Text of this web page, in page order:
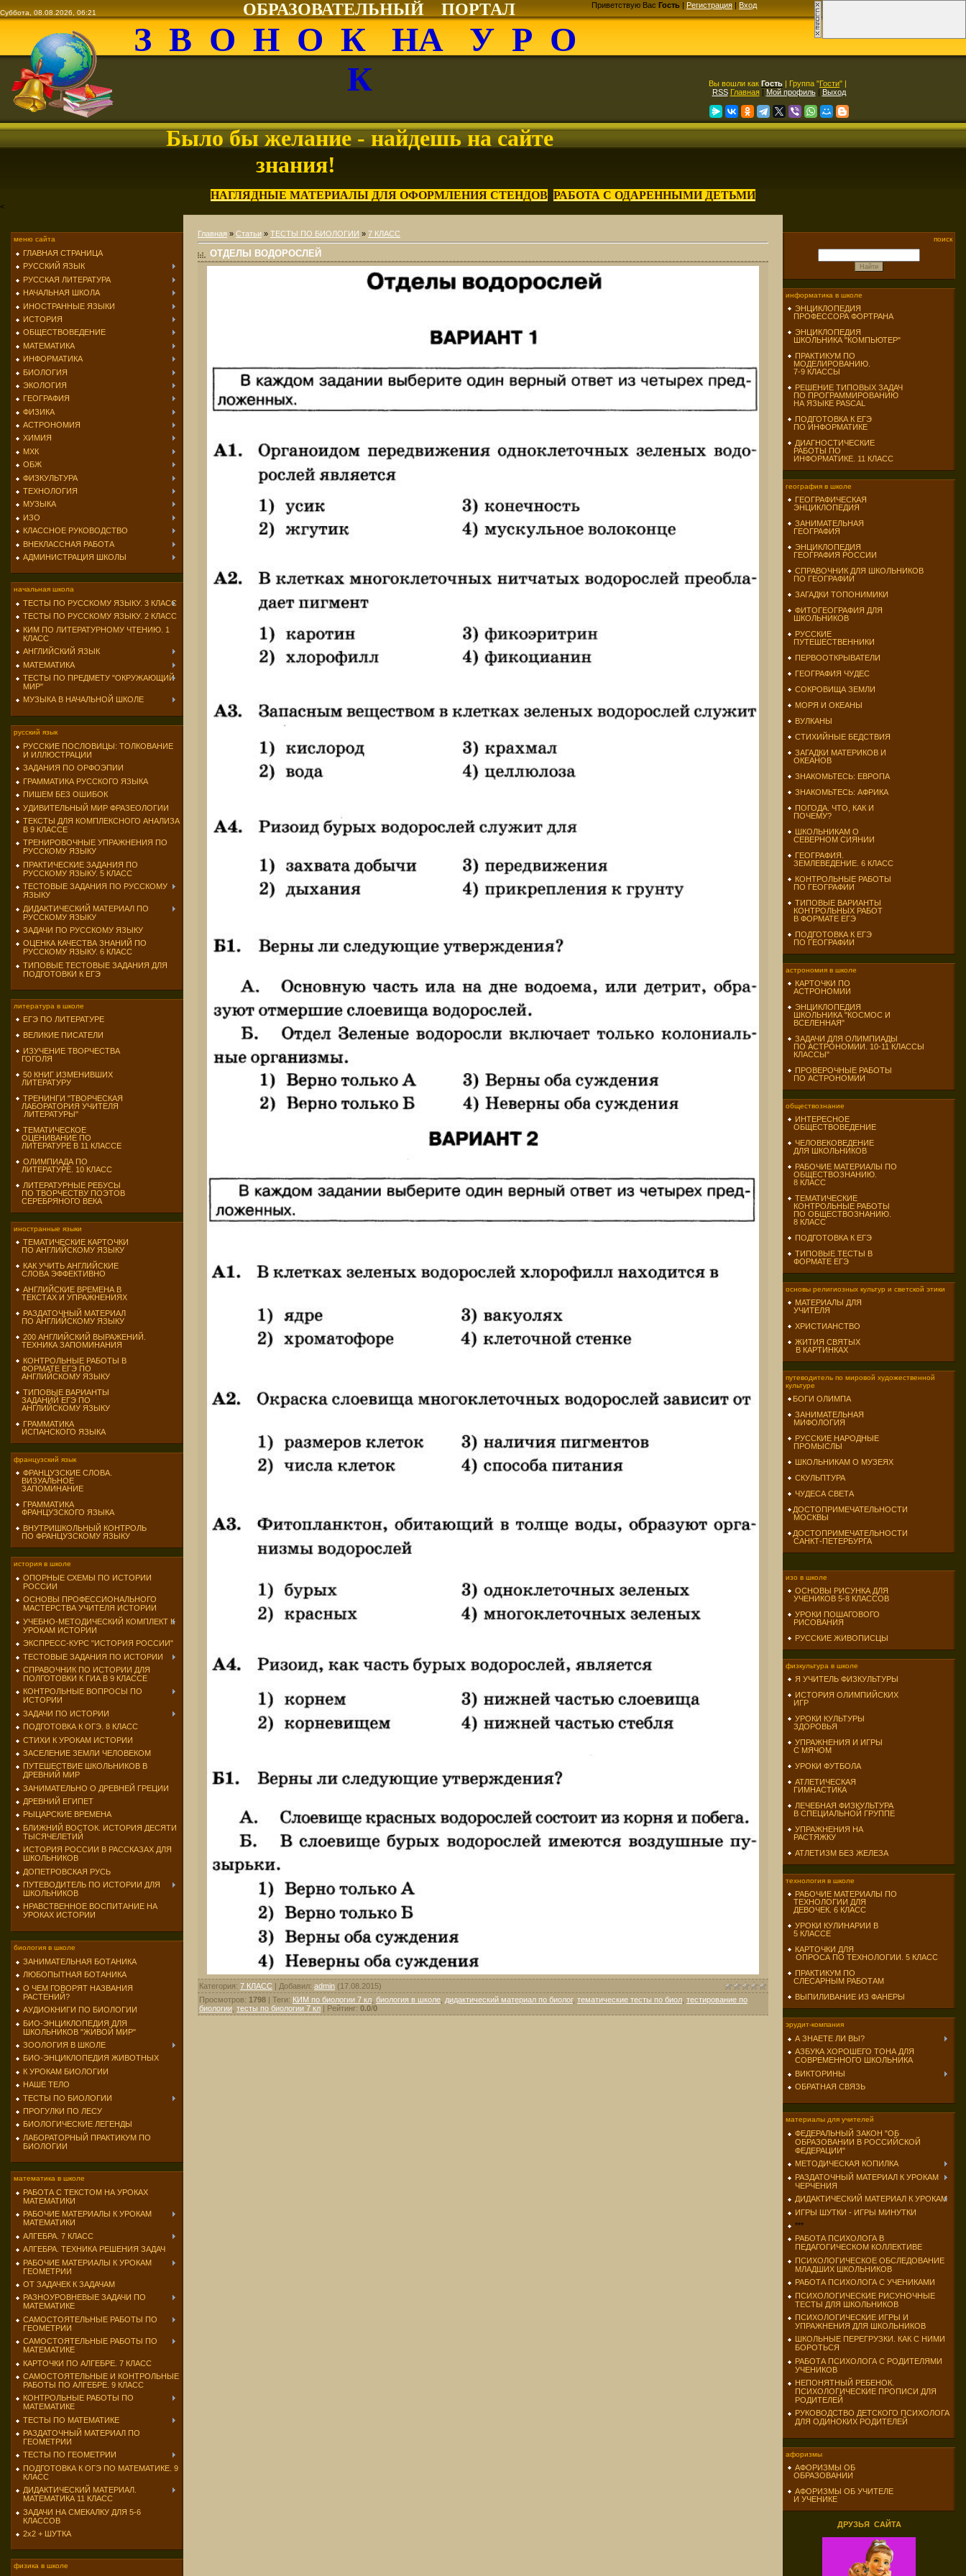
Суббота, 08.08.2026, 06:21 ОБРАЗОВАТЕЛЬНЫЙ ПОРТАЛ Приветствую Вас Гость | Регистрация | Вход
З В О Н О К НА У Р О
К
Было бы желание - найдешь на сайте
знания!
Вы вошли как Гость | Группа "Гости" |
RSS Главная| Мой профиль| Выход
НАГЛЯДНЫЕ МАТЕРИАЛЫ ДЛЯ ОФОРМЛЕНИЯ СТЕНДОВ РАБОТА С ОДАРЕННЫМИ ДЕТЬМИ
<
меню сайта
ГЛАВНАЯ СТРАНИЦА
РУССКИЙ ЯЗЫК
РУССКАЯ ЛИТЕРАТУРА
НАЧАЛЬНАЯ ШКОЛА
ИНОСТРАННЫЕ ЯЗЫКИ
ИСТОРИЯ
ОБЩЕСТВОВЕДЕНИЕ
МАТЕМАТИКА
ИНФОРМАТИКА
БИОЛОГИЯ
ЭКОЛОГИЯ
ГЕОГРАФИЯ
ФИЗИКА
АСТРОНОМИЯ
ХИМИЯ
МХК
ОБЖ
ФИЗКУЛЬТУРА
ТЕХНОЛОГИЯ
МУЗЫКА
ИЗО
КЛАССНОЕ РУКОВОДСТВО
ВНЕКЛАССНАЯ РАБОТА
АДМИНИСТРАЦИЯ ШКОЛЫ
начальная школа
ТЕСТЫ ПО РУССКОМУ ЯЗЫКУ. 3 КЛАСС
ТЕСТЫ ПО РУССКОМУ ЯЗЫКУ. 2 КЛАСС
КИМ ПО ЛИТЕРАТУРНОМУ ЧТЕНИЮ. 1
КЛАСС
АНГЛИЙСКИЙ ЯЗЫК
МАТЕМАТИКА
ТЕСТЫ ПО ПРЕДМЕТУ "ОКРУЖАЮЩИЙ
МИР"
МУЗЫКА В НАЧАЛЬНОЙ ШКОЛЕ
русский язык
РУССКИЕ ПОСЛОВИЦЫ: ТОЛКОВАНИЕ
И ИЛЛЮСТРАЦИИ
ЗАДАНИЯ ПО ОРФОЭПИИ
ГРАММАТИКА РУССКОГО ЯЗЫКА
ПИШЕМ БЕЗ ОШИБОК
УДИВИТЕЛЬНЫЙ МИР ФРАЗЕОЛОГИИ
ТЕКСТЫ ДЛЯ КОМПЛЕКСНОГО АНАЛИЗА
В 9 КЛАССЕ
ТРЕНИРОВОЧНЫЕ УПРАЖНЕНИЯ ПО
РУССКОМУ ЯЗЫКУ
ПРАКТИЧЕСКИЕ ЗАДАНИЯ ПО
РУССКОМУ ЯЗЫКУ. 5 КЛАСС
ТЕСТОВЫЕ ЗАДАНИЯ ПО РУССКОМУ
ЯЗЫКУ
ДИДАКТИЧЕСКИЙ МАТЕРИАЛ ПО
РУССКОМУ ЯЗЫКУ
ЗАДАЧИ ПО РУССКОМУ ЯЗЫКУ
ОЦЕНКА КАЧЕСТВА ЗНАНИЙ ПО
РУССКОМУ ЯЗЫКУ. 6 КЛАСС
ТИПОВЫЕ ТЕСТОВЫЕ ЗАДАНИЯ ДЛЯ
ПОДГОТОВКИ К ЕГЭ
литература в школе
ЕГЭ ПО ЛИТЕРАТУРЕ
ВЕЛИКИЕ ПИСАТЕЛИ
ИЗУЧЕНИЕ ТВОРЧЕСТВА
ГОГОЛЯ
50 КНИГ ИЗМЕНИВШИХ
ЛИТЕРАТУРУ
ТРЕНИНГИ "ТВОРЧЕСКАЯ
ЛАБОРАТОРИЯ УЧИТЕЛЯ
ЛИТЕРАТУРЫ"
ТЕМАТИЧЕСКОЕ
ОЦЕНИВАНИЕ ПО
ЛИТЕРАТУРЕ В 11 КЛАССЕ
ОЛИМПИАДА ПО
ЛИТЕРАТУРЕ. 10 КЛАСС
ЛИТЕРАТУРНЫЕ РЕБУСЫ
ПО ТВОРЧЕСТВУ ПОЭТОВ
СЕРЕБРЯНОГО ВЕКА
иностранные языки
ТЕМАТИЧЕСКИЕ КАРТОЧКИ
ПО АНГЛИЙСКОМУ ЯЗЫКУ
КАК УЧИТЬ АНГЛИЙСКИЕ
СЛОВА ЭФФЕКТИВНО
АНГЛИЙСКИЕ ВРЕМЕНА В
ТЕКСТАХ И УПРАЖНЕНИЯХ
РАЗДАТОЧНЫЙ МАТЕРИАЛ
ПО АНГЛИЙСКОМУ ЯЗЫКУ
200 АНГЛИЙСКИЙ ВЫРАЖЕНИЙ.
ТЕХНИКА ЗАПОМИНАНИЯ
КОНТРОЛЬНЫЕ РАБОТЫ В
ФОРМАТЕ ЕГЭ ПО
АНГЛИЙСКОМУ ЯЗЫКУ
ТИПОВЫЕ ВАРИАНТЫ
ЗАДАНИЙ ЕГЭ ПО
АНГЛИЙСКОМУ ЯЗЫКУ
ГРАММАТИКА
ИСПАНСКОГО ЯЗЫКА
французский язык
ФРАНЦУЗСКИЕ СЛОВА.
ВИЗУАЛЬНОЕ
ЗАПОМИНАНИЕ
ГРАММАТИКА
ФРАНЦУЗСКОГО ЯЗЫКА
ВНУТРИШКОЛЬНЫЙ КОНТРОЛЬ
ПО ФРАНЦУЗСКОМУ ЯЗЫКУ
история в школе
ОПОРНЫЕ СХЕМЫ ПО ИСТОРИИ
РОССИИ
ОСНОВЫ ПРОФЕССИОНАЛЬНОГО
МАСТЕРСТВА УЧИТЕЛЯ ИСТОРИИ
УЧЕБНО-МЕТОДИЧЕСКИЙ КОМПЛЕКТ К
УРОКАМ ИСТОРИИ
ЭКСПРЕСС-КУРС "ИСТОРИЯ РОССИИ"
ТЕСТОВЫЕ ЗАДАНИЯ ПО ИСТОРИИ
СПРАВОЧНИК ПО ИСТОРИИ ДЛЯ
ПОЛГОТОВКИ К ГИА В 9 КЛАССЕ
КОНТРОЛЬНЫЕ ВОПРОСЫ ПО
ИСТОРИИ
ЗАДАЧИ ПО ИСТОРИИ
ПОДГОТОВКА К ОГЭ. 8 КЛАСС
СТИХИ К УРОКАМ ИСТОРИИ
ЗАСЕЛЕНИЕ ЗЕМЛИ ЧЕЛОВЕКОМ
ПУТЕШЕСТВИЕ ШКОЛЬНИКОВ В
ДРЕВНИЙ МИР
ЗАНИМАТЕЛЬНО О ДРЕВНЕЙ ГРЕЦИИ
ДРЕВНИЙ ЕГИПЕТ
РЫЦАРСКИЕ ВРЕМЕНА
БЛИЖНИЙ ВОСТОК. ИСТОРИЯ ДЕСЯТИ
ТЫСЯЧЕЛЕТИЙ
ИСТОРИЯ РОССИИ В РАССКАЗАХ ДЛЯ
ШКОЛЬНИКОВ
ДОПЕТРОВСКАЯ РУСЬ
ПУТЕВОДИТЕЛЬ ПО ИСТОРИИ ДЛЯ
ШКОЛЬНИКОВ
НРАВСТВЕННОЕ ВОСПИТАНИЕ НА
УРОКАХ ИСТОРИИ
биология в школе
ЗАНИМАТЕЛЬНАЯ БОТАНИКА
ЛЮБОПЫТНАЯ БОТАНИКА
О ЧЕМ ГОВОРЯТ НАЗВАНИЯ
РАСТЕНИЙ?
АУДИОКНИГИ ПО БИОЛОГИИ
БИО-ЭНЦИКЛОПЕДИЯ ДЛЯ
ШКОЛЬНИКОВ "ЖИВОЙ МИР"
ЗООЛОГИЯ В ШКОЛЕ
БИО-ЭНЦИКЛОПЕДИЯ ЖИВОТНЫХ
К УРОКАМ БИОЛОГИИ
НАШЕ ТЕЛО
ТЕСТЫ ПО БИОЛОГИИ
ПРОГУЛКИ ПО ЛЕСУ
БИОЛОГИЧЕСКИЕ ЛЕГЕНДЫ
ЛАБОРАТОРНЫЙ ПРАКТИКУМ ПО
БИОЛОГИИ
математика в школе
РАБОТА С ТЕКСТОМ НА УРОКАХ
МАТЕМАТИКИ
РАБОЧИЕ МАТЕРИАЛЫ К УРОКАМ
МАТЕМАТИКИ
АЛГЕБРА. 7 КЛАСС
АЛГЕБРА. ТЕХНИКА РЕШЕНИЯ ЗАДАЧ
РАБОЧИЕ МАТЕРИАЛЫ К УРОКАМ
ГЕОМЕТРИИ
ОТ ЗАДАЧЕК К ЗАДАЧАМ
РАЗНОУРОВНЕВЫЕ ЗАДАЧИ ПО
МАТЕМАТИКЕ
САМОСТОЯТЕЛЬНЫЕ РАБОТЫ ПО
ГЕОМЕТРИИ
САМОСТОЯТЕЛЬНЫЕ РАБОТЫ ПО
МАТЕМАТИКЕ
КАРТОЧКИ ПО АЛГЕБРЕ. 7 КЛАСС
САМОСТОЯТЕЛЬНЫЕ И КОНТРОЛЬНЫЕ
РАБОТЫ ПО АЛГЕБРЕ. 9 КЛАСС
КОНТРОЛЬНЫЕ РАБОТЫ ПО
МАТЕМАТИКЕ
ТЕСТЫ ПО МАТЕМАТИКЕ
РАЗДАТОЧНЫЙ МАТЕРИАЛ ПО
ГЕОМЕТРИИ
ТЕСТЫ ПО ГЕОМЕТРИИ
ПОДГОТОВКА К ОГЭ ПО МАТЕМАТИКЕ. 9
КЛАСС
ДИДАКТИЧЕСКИЙ МАТЕРИАЛ.
МАТЕМАТИКА 11 КЛАСС
ЗАДАЧИ НА СМЕКАЛКУ ДЛЯ 5-6
КЛАССОВ
2х2 + ШУТКА
физика в школе
Главная » Статьи » ТЕСТЫ ПО БИОЛОГИИ » 7 КЛАСС
ОТДЕЛЫ ВОДОРОСЛЕЙ
Категория: 7 КЛАСС | Добавил: admin (17.08.2015)
Просмотров: 1798 | Теги: КИМ по биологии 7 кл биология в школе дидактический материал по биолог, тематические тесты по биол тестирование по
биологии тесты по биологии 7 кл | Рейтинг: 0.0/0
поиск
информатика в школе
ЭНЦИКЛОПЕДИЯ
ПРОФЕССОРА ФОРТРАНА
ЭНЦИКЛОПЕДИЯ
ШКОЛЬНИКА "КОМПЬЮТЕР"
ПРАКТИКУМ ПО
МОДЕЛИРОВАНИЮ.
7-9 КЛАССЫ
РЕШЕНИЕ ТИПОВЫХ ЗАДАЧ
ПО ПРОГРАММИРОВАНИЮ
НА ЯЗЫКЕ PASCAL
ПОДГОТОВКА К ЕГЭ
ПО ИНФОРМАТИКЕ
ДИАГНОСТИЧЕСКИЕ
РАБОТЫ ПО
ИНФОРМАТИКЕ. 11 КЛАСС
география в школе
ГЕОГРАФИЧЕСКАЯ
ЭНЦИКЛОПЕДИЯ
ЗАНИМАТЕЛЬНАЯ
ГЕОГРАФИЯ
ЭНЦИКЛОПЕДИЯ
ГЕОГРАФИЯ РОССИИ
СПРАВОЧНИК ДЛЯ ШКОЛЬНИКОВ
ПО ГЕОГРАФИИ
ЗАГАДКИ ТОПОНИМИКИ
ФИТОГЕОГРАФИЯ ДЛЯ
ШКОЛЬНИКОВ
РУССКИЕ
ПУТЕШЕСТВЕННИКИ
ПЕРВООТКРЫВАТЕЛИ
ГЕОГРАФИЯ ЧУДЕС
СОКРОВИЩА ЗЕМЛИ
МОРЯ И ОКЕАНЫ
ВУЛКАНЫ
СТИХИЙНЫЕ БЕДСТВИЯ
ЗАГАДКИ МАТЕРИКОВ И
ОКЕАНОВ
ЗНАКОМЬТЕСЬ: ЕВРОПА
ЗНАКОМЬТЕСЬ: АФРИКА
ПОГОДА. ЧТО, КАК И
ПОЧЕМУ?
ШКОЛЬНИКАМ О
СЕВЕРНОМ СИЯНИИ
ГЕОГРАФИЯ.
ЗЕМЛЕВЕДЕНИЕ. 6 КЛАСС
КОНТРОЛЬНЫЕ РАБОТЫ
ПО ГЕОГРАФИИ
ТИПОВЫЕ ВАРИАНТЫ
КОНТРОЛЬНЫХ РАБОТ
В ФОРМАТЕ ЕГЭ
ПОДГОТОВКА К ЕГЭ
ПО ГЕОГРАФИИ
астрономия в школе
КАРТОЧКИ ПО
АСТРОНОМИИ
ЭНЦИКЛОПЕДИЯ
ШКОЛЬНИКА "КОСМОС И
ВСЕЛЕННАЯ"
ЗАДАЧИ ДЛЯ ОЛИМПИАДЫ
ПО АСТРОНОМИИ. 10-11 КЛАССЫ
КЛАССЫ"
ПРОВЕРОЧНЫЕ РАБОТЫ
ПО АСТРОНОМИИ
обществознание
ИНТЕРЕСНОЕ
ОБЩЕСТВОВЕДЕНИЕ
ЧЕЛОВЕКОВЕДЕНИЕ
ДЛЯ ШКОЛЬНИКОВ
РАБОЧИЕ МАТЕРИАЛЫ ПО
ОБЩЕСТВОЗНАНИЮ.
8 КЛАСС
ТЕМАТИЧЕСКИЕ
КОНТРОЛЬНЫЕ РАБОТЫ
ПО ОБЩЕСТВОЗНАНИЮ.
8 КЛАСС
ПОДГОТОВКА К ЕГЭ
ТИПОВЫЕ ТЕСТЫ В
ФОРМАТЕ ЕГЭ
основы религиозных культур и светской этики
МАТЕРИАЛЫ ДЛЯ
УЧИТЕЛЯ
ХРИСТИАНСТВО
ЖИТИЯ СВЯТЫХ
В КАРТИНКАХ
путеводитель по мировой художественной
культуре
БОГИ ОЛИМПА
ЗАНИМАТЕЛЬНАЯ
МИФОЛОГИЯ
РУССКИЕ НАРОДНЫЕ
ПРОМЫСЛЫ
ШКОЛЬНИКАМ О МУЗЕЯХ
СКУЛЬПТУРА
ЧУДЕСА СВЕТА
ДОСТОПРИМЕЧАТЕЛЬНОСТИ
МОСКВЫ
ДОСТОПРИМЕЧАТЕЛЬНОСТИ
САНКТ-ПЕТЕРБУРГА
изо в школе
ОСНОВЫ РИСУНКА ДЛЯ
УЧЕНИКОВ 5-8 КЛАССОВ
УРОКИ ПОШАГОВОГО
РИСОВАНИЯ
РУССКИЕ ЖИВОПИСЦЫ
физкультура в школе
Я УЧИТЕЛЬ ФИЗКУЛЬТУРЫ
ИСТОРИЯ ОЛИМПИЙСКИХ
ИГР
УРОКИ КУЛЬТУРЫ
ЗДОРОВЬЯ
УПРАЖНЕНИЯ И ИГРЫ
С МЯЧОМ
УРОКИ ФУТБОЛА
АТЛЕТИЧЕСКАЯ
ГИМНАСТИКА
ЛЕЧЕБНАЯ ФИЗКУЛЬТУРА
В СПЕЦИАЛЬНОЙ ГРУППЕ
УПРАЖНЕНИЯ НА
РАСТЯЖКУ
АТЛЕТИЗМ БЕЗ ЖЕЛЕЗА
технология в школе
РАБОЧИЕ МАТЕРИАЛЫ ПО
ТЕХНОЛОГИИ ДЛЯ
ДЕВОЧЕК. 6 КЛАСС
УРОКИ КУЛИНАРИИ В
5 КЛАССЕ
КАРТОЧКИ ДЛЯ
ОПРОСА ПО ТЕХНОЛОГИИ. 5 КЛАСС
ПРАКТИКУМ ПО
СЛЕСАРНЫМ РАБОТАМ
ВЫПИЛИВАНИЕ ИЗ ФАНЕРЫ
эрудит-компания
А ЗНАЕТЕ ЛИ ВЫ?
АЗБУКА ХОРОШЕГО ТОНА ДЛЯ
СОВРЕМЕННОГО ШКОЛЬНИКА
ВИКТОРИНЫ
ОБРАТНАЯ СВЯЗЬ
материалы для учителей
ФЕДЕРАЛЬНЫЙ ЗАКОН "ОБ
ОБРАЗОВАНИИ В РОССИЙСКОЙ
ФЕДЕРАЦИИ"
МЕТОДИЧЕСКАЯ КОПИЛКА
РАЗДАТОЧНЫЙ МАТЕРИАЛ К УРОКАМ
ЧЕРЧЕНИЯ
ДИДАКТИЧЕСКИЙ МАТЕРИАЛ К УРОКАМ
ИГРЫ ШУТКИ - ИГРЫ МИНУТКИ
***
РАБОТА ПСИХОЛОГА В
ПЕДАГОГИЧЕСКОМ КОЛЛЕКТИВЕ
ПСИХОЛОГИЧЕСКОЕ ОБСЛЕДОВАНИЕ
МЛАДШИХ ШКОЛЬНИКОВ
РАБОТА ПСИХОЛОГА С УЧЕНИКАМИ
ПСИХОЛОГИЧЕСКИЕ РИСУНОЧНЫЕ
ТЕСТЫ ДЛЯ ШКОЛЬНИКОВ
ПСИХОЛОГИЧЕСКИЕ ИГРЫ И
УПРАЖНЕНИЯ ДЛЯ ШКОЛЬНИКОВ
ШКОЛЬНЫЕ ПЕРЕГРУЗКИ. КАК С НИМИ
БОРОТЬСЯ
РАБОТА ПСИХОЛОГА С РОДИТЕЛЯМИ
УЧЕНИКОВ
НЕПОНЯТНЫЙ РЕБЕНОК.
ПСИХОЛОГИЧЕСКИЕ ПРОПИСИ ДЛЯ
РОДИТЕЛЕЙ
РУКОВОДСТВО ДЕТСКОГО ПСИХОЛОГА
ДЛЯ ОДИНОКИХ РОДИТЕЛЕЙ
афоризмы
АФОРИЗМЫ ОБ
ОБРАЗОВАНИИ
АФОРИЗМЫ ОБ УЧИТЕЛЕ
И УЧЕНИКЕ
ДРУЗЬЯ САЙТА